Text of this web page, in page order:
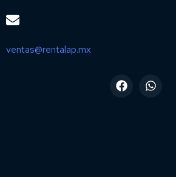
ventas@rentalap.mx